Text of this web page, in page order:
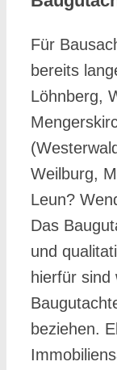
Für
bereits
Löhnberg,
Weilburg,
Leun?
Das
und
hierfür sind
beziehen.